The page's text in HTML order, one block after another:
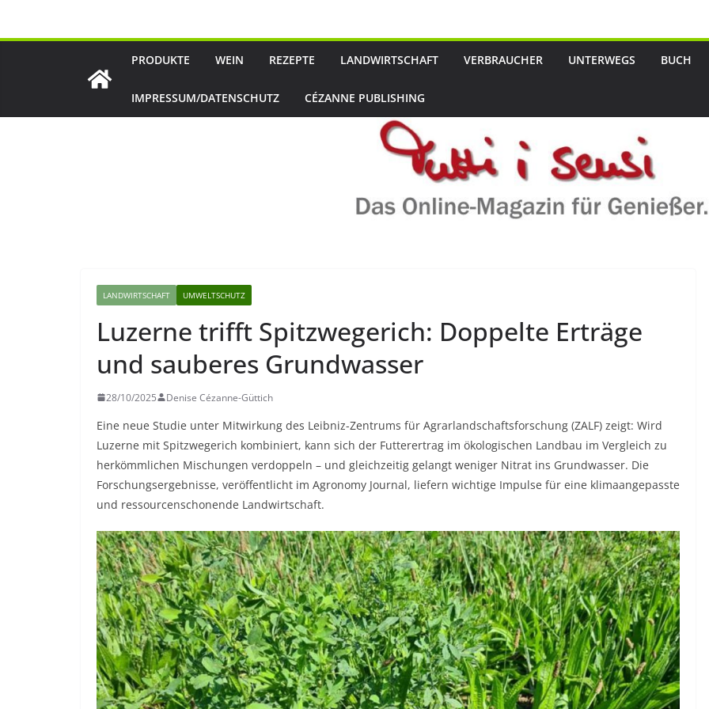
PRODUKTE WEIN REZEPTE LANDWIRTSCHAFT VERBRAUCHER UNTERWEGS BUCH
IMPRESSUM/DATENSCHUTZ CÉZANNE PUBLISHING
LANDWIRTSCHAFT UMWELTSCHUTZ
Luzerne trifft Spitzwegerich: Doppelte Erträge
und sauberes Grundwasser
28/10/2025 Denise Cézanne-Güttich
Eine neue Studie unter Mitwirkung des Leibniz-Zentrums für Agrarlandschaftsforschung (ZALF) zeigt: Wird
Luzerne mit Spitzwegerich kombiniert, kann sich der Futterertrag im ökologischen Landbau im Vergleich zu
herkömmlichen Mischungen verdoppeln – und gleichzeitig gelangt weniger Nitrat ins Grundwasser. Die
Forschungsergebnisse, veröffentlicht im Agronomy Journal, liefern wichtige Impulse für eine klimaangepasste
und ressourcenschonende Landwirtschaft.